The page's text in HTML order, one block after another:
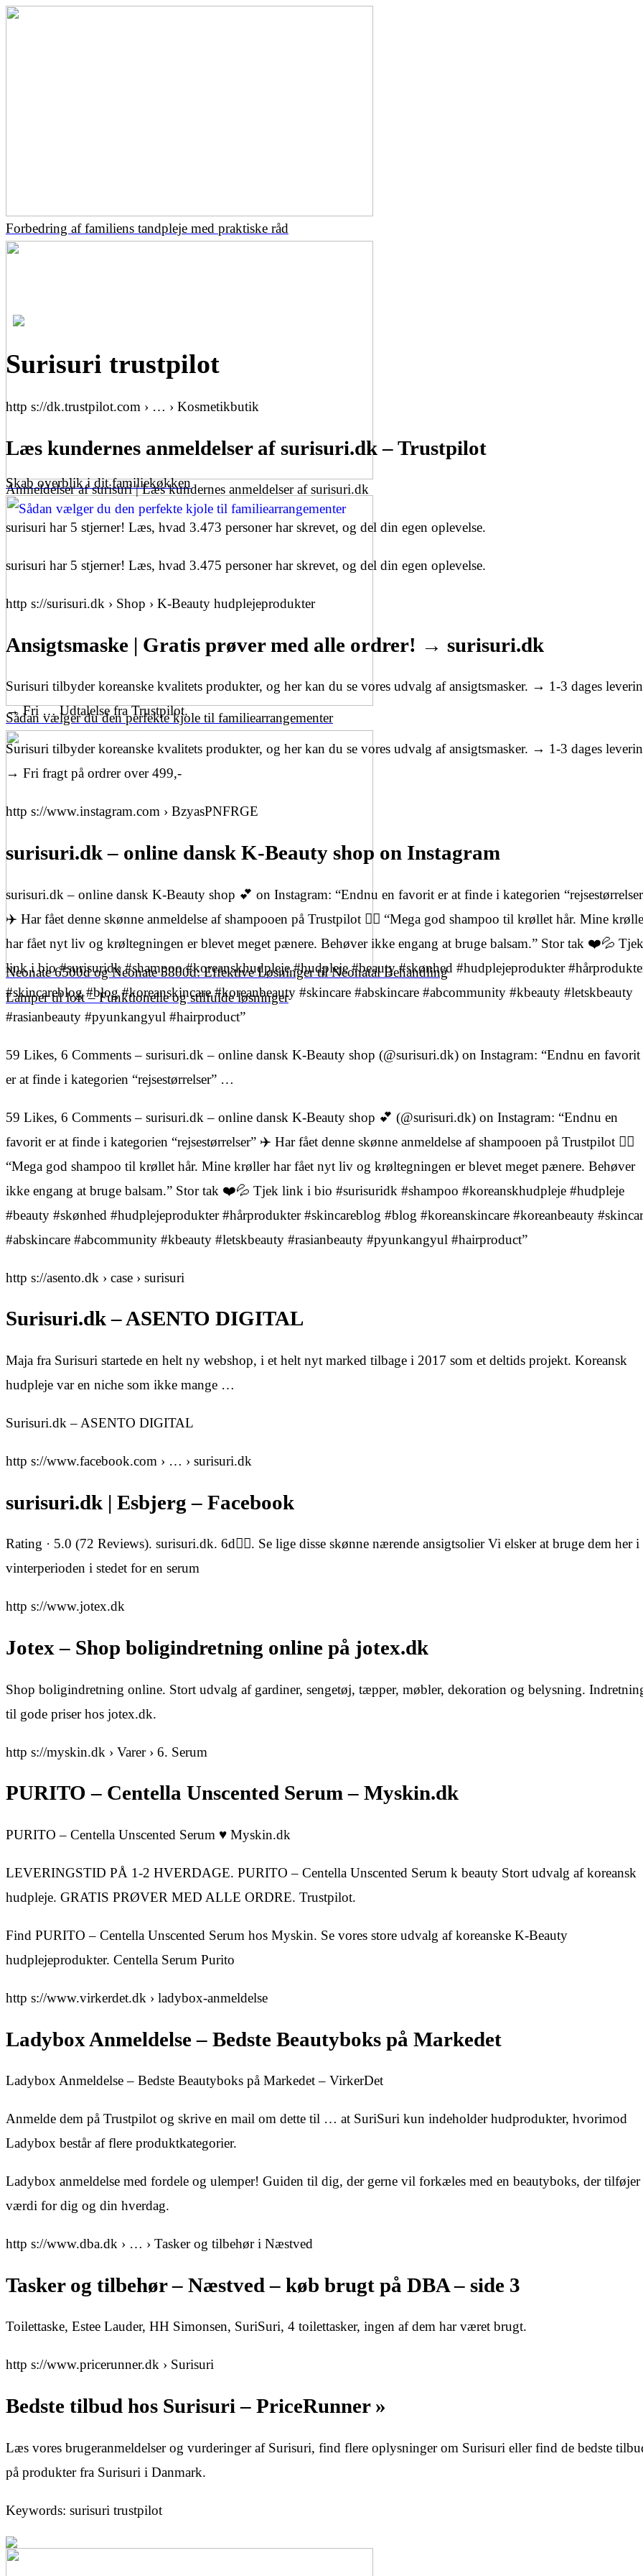
Forbedring af familiens tandpleje med praktiske råd
Skab overblik i dit familiekøkken
Sådan vælger du den perfekte kjole til familiearrangementer
Neonate 6500d og Neonate 5800d: Effektive Løsninger til Neonatal Behandling
Lamper til loft – Funktionelle og stilfulde løsninger
Surisuri trustpilot
http s://dk.trustpilot.com › … › Kosmetikbutik
Læs kundernes anmeldelser af surisuri.dk – Trustpilot
Anmeldelser af surisuri | Læs kundernes anmeldelser af surisuri.dk
surisuri har 5 stjerner! Læs, hvad 3.473 personer har skrevet, og del din egen oplevelse.
surisuri har 5 stjerner! Læs, hvad 3.475 personer har skrevet, og del din egen oplevelse.
http s://surisuri.dk › Shop › K-Beauty hudplejeprodukter
Ansigtsmaske | Gratis prøver med alle ordrer! → surisuri.dk
Surisuri tilbyder koreanske kvalitets produkter, og her kan du se vores udvalg af ansigtsmasker. → 1-3 dages
→ Fri … Udtalelse fra Trustpilot.
Surisuri tilbyder koreanske kvalitets produkter, og her kan du se vores udvalg af ansigtsmasker. → 1-3 dages
→ Fri fragt på ordrer over 499,-
http s://www.instagram.com › BzyasPNFRGE
surisuri.dk – online dansk K-Beauty shop on Instagram
surisuri.dk – online dansk K-Beauty shop 💕 on Instagram: “Endnu en favorit er at finde i kategorien
✈️ Har fået denne skønne anmeldelse af shampooen på Trustpilot 👉🏻 “Mega god shampoo til krøllet hår. Mine
har fået nyt liv og krøltegningen er blevet meget pænere. Behøver ikke engang at bruge balsam.” Stor tak ❤️💦 Tjek
link i bio #surisuridk #shampoo #koreanskhudpleje #hudpleje #beauty #skønhed #hudplejeprodukter
#skincareblog #blog #koreanskincare #koreanbeauty #skincare #abskincare #abcommunity #kbeauty #letskbeauty
#rasianbeauty #pyunkangyul #hairproduct”
59 Likes, 6 Comments – surisuri.dk – online dansk K-Beauty shop (@surisuri.dk) on Instagram: “Endnu en favorit
er at finde i kategorien “rejsestørrelser” …
59 Likes, 6 Comments – surisuri.dk – online dansk K-Beauty shop 💕 (@surisuri.dk) on Instagram: “Endnu en
favorit er at finde i kategorien “rejsestørrelser” ✈️ Har fået denne skønne anmeldelse af shampooen på Trustpilot 👉🏻
“Mega god shampoo til krøllet hår. Mine krøller har fået nyt liv og krøltegningen er blevet meget pænere. Behøver
ikke engang at bruge balsam.” Stor tak ❤️💦 Tjek link i bio #surisuridk #shampoo #koreanskhudpleje #hudpleje
#beauty #skønhed #hudplejeprodukter #hårprodukter #skincareblog #blog #koreanskincare #koreanbeauty
#abskincare #abcommunity #kbeauty #letskbeauty #rasianbeauty #pyunkangyul #hairproduct”
http s://asento.dk › case › surisuri
Surisuri.dk – ASENTO DIGITAL
Maja fra Surisuri startede en helt ny webshop, i et helt nyt marked tilbage i 2017 som et deltids projekt. Koreansk
hudpleje var en niche som ikke mange …
Surisuri.dk – ASENTO DIGITAL
http s://www.facebook.com › … › surisuri.dk
surisuri.dk | Esbjerg – Facebook
Rating · 5.0 (72 Reviews). surisuri.dk. 6d󰞋󰟠. Se lige disse skønne nærende ansigtsolier Vi elsker at bruge dem her i
vinterperioden i stedet for en serum
http s://www.jotex.dk
Jotex – Shop boligindretning online på jotex.dk
Shop boligindretning online. Stort udvalg af gardiner, sengetøj, tæpper, møbler, dekoration og belysning.
til gode priser hos jotex.dk.
http s://myskin.dk › Varer › 6. Serum
PURITO – Centella Unscented Serum – Myskin.dk
PURITO – Centella Unscented Serum ♥ Myskin.dk
LEVERINGSTID PÅ 1-2 HVERDAGE. PURITO – Centella Unscented Serum k beauty Stort udvalg af koreansk
hudpleje. GRATIS PRØVER MED ALLE ORDRE. Trustpilot.
Find PURITO – Centella Unscented Serum hos Myskin. Se vores store udvalg af koreanske K-Beauty
hudplejeprodukter. Centella Serum Purito
http s://www.virkerdet.dk › ladybox-anmeldelse
Ladybox Anmeldelse – Bedste Beautyboks på Markedet
Ladybox Anmeldelse – Bedste Beautyboks på Markedet – VirkerDet
Anmelde dem på Trustpilot og skrive en mail om dette til … at SuriSuri kun indeholder hudprodukter, hvorimod
Ladybox består af flere produktkategorier.
Ladybox anmeldelse med fordele og ulemper! Guiden til dig, der gerne vil forkæles med en beautyboks, der tilføjer
værdi for dig og din hverdag.
http s://www.dba.dk › … › Tasker og tilbehør i Næstved
Tasker og tilbehør – Næstved – køb brugt på DBA – side 3
Toilettaske, Estee Lauder, HH Simonsen, SuriSuri, 4 toilettasker, ingen af dem har været brugt.
http s://www.pricerunner.dk › Surisuri
Bedste tilbud hos Surisuri – PriceRunner »
Læs vores brugeranmeldelser og vurderinger af Surisuri, find flere oplysninger om Surisuri eller find de bedste
på produkter fra Surisuri i Danmark.
Keywords: surisuri trustpilot